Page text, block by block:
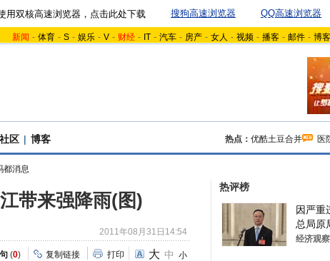
用双核高速浏览器，点击此处下载 搜狗高速浏览器 QQ高速浏览器
新闻 - 体育 - S - 娱乐 - V - 财经 - IT - 汽车 - 房产 - 女人 - 视频 - 播客 - 邮件 - 博客
社区 | 博客 热点： 优酷土豆合并 医
都消息
带来强降雨(图)
2011年08月31日14:54
(0) 复制链接 打印 大 中 小
热评榜
因严重
总局原
国人大
经济观